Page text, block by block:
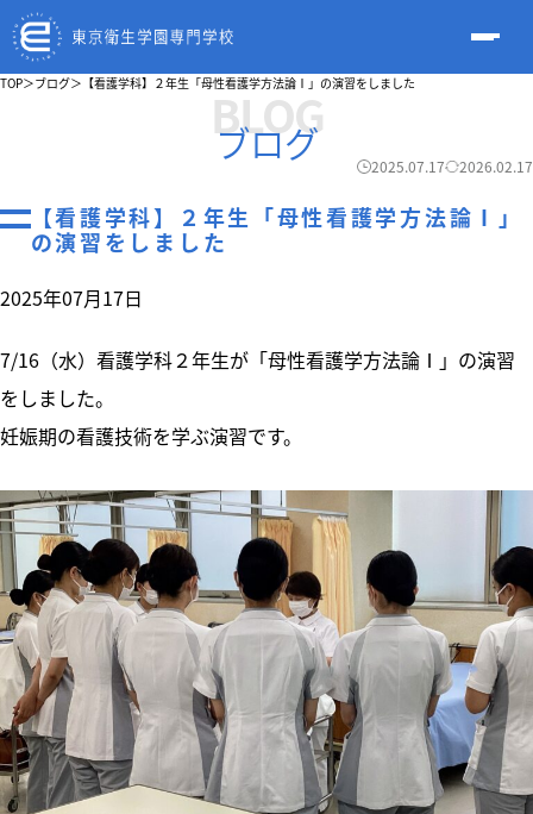
TOP＞ブログ＞ 【看護学科】２年生「母性看護学方法論Ⅰ」の演習をしました
BLOG
ブログ 2025.07.17 2026.02.17
【看護学科】２年生「母性看護学方法論Ⅰ」
の演習をしました
2025年07月17日
7/16（水）看護学科２年生が「母性看護学方法論Ⅰ」の演習
をしました。
妊娠期の看護技術を学ぶ演習です。